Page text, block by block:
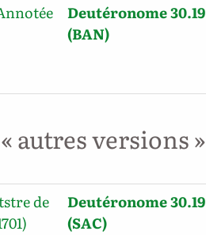
Deutéronome 30.19
(BAN)
autres versions »
de
Deutéronome 30.19
(SAC)